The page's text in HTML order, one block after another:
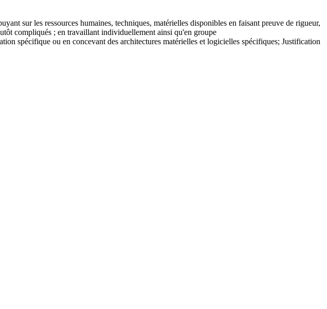
sur les ressources humaines, techniques, matérielles disponibles en faisant preuve de rigueur,
compliqués ; en travaillant individuellement ainsi qu'en groupe
spécifique ou en concevant des architectures matérielles et logicielles spécifiques; Justification